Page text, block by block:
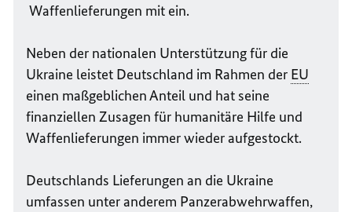
Waffenlieferungen mit ein.
Neben der nationalen Unterstützung für die
Ukraine leistet Deutschland im Rahmen der EU
einen maßgeblichen Anteil und hat seine
finanziellen Zusagen für humanitäre Hilfe und
Waffenlieferungen immer wieder aufgestockt.
Deutschlands Lieferungen an die Ukraine
umfassen unter anderem Panzerabwehrwaffen,